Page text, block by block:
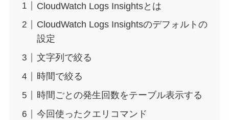
CloudWatch Logs Insightsとは
CloudWatch Logs Insightsのデフォルトの
設定
文字列で絞る
時間で絞る
時間ごとの発生回数をテーブル表示する
今回使ったクエリコマンド